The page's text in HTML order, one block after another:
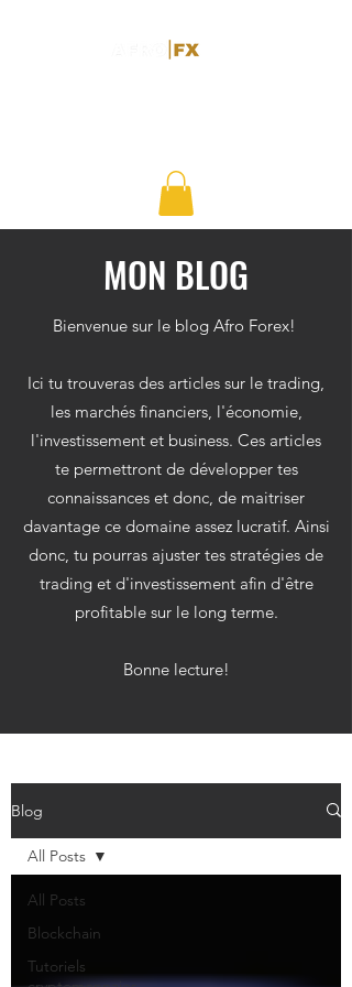
MON BLOG
Bienvenue sur le blog Afro Forex!
Ici tu trouveras des articles sur le trading,
les marchés financiers, l'économie,
l'investissement et business. Ces articles
te permettront de développer tes
connaissances et donc, de maitriser
davantage ce domaine assez lucratif. Ainsi
donc, tu pourras ajuster tes stratégies de
trading et d'investissement afin d'être
profitable sur le long terme.
Bonne lecture!
Blog
All Posts
Blockchain
Tutoriels
All Posts